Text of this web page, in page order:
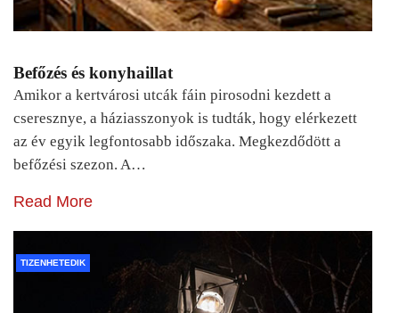
Befőzés és konyhaillat
Amikor a kertvárosi utcák fáin pirosodni kezdett a
cseresznye, a háziasszonyok is tudták, hogy elérkezett
az év egyik legfontosabb időszaka. Megkezdődött a
befőzési szezon. A…
Read More
TIZENHETEDIK